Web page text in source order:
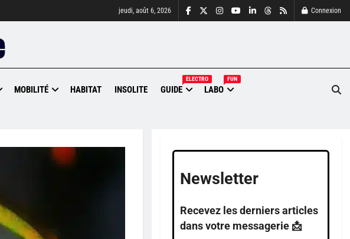
jeudi, août 6, 2026 Connexion
MOBILITÉ HABITAT INSOLITE GUIDE
ELECTRO
LABO
FUN
Newsletter
Recevez les derniers articles
dans votre messagerie 📩